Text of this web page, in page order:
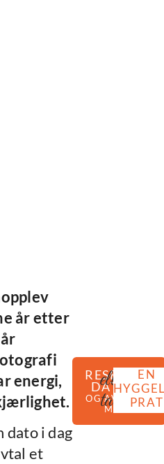
år etter
år
energi,
dato i dag
et
RESERVER
DATOEN
OG AVTAL ET
MØTE
eller
ta
EN
PRAT